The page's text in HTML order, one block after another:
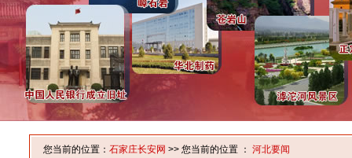
您当前的位置： 石家庄长安网 >> 您当前的位置 ： 河北要闻